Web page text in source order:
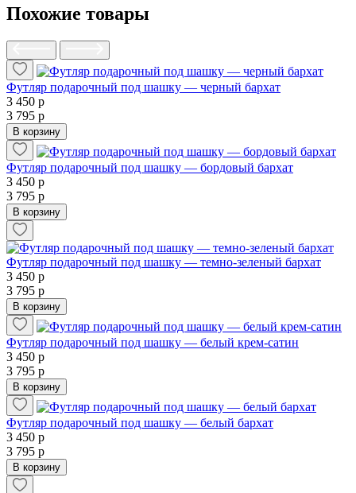
Похожие товары
Футляр подарочный под шашку — черный бархат
3 450 р
3 795 р
В корзину
Футляр подарочный под шашку — бордовый бархат
3 450 р
3 795 р
В корзину
Футляр подарочный под шашку — темно-зеленый бархат
3 450 р
3 795 р
В корзину
Футляр подарочный под шашку — белый крем-сатин
3 450 р
3 795 р
В корзину
Футляр подарочный под шашку — белый бархат
3 450 р
3 795 р
В корзину